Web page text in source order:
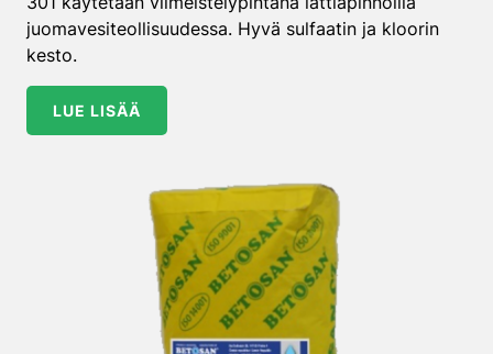
juomavesiteollisuudessa. Hyvä sulfaatin ja kloorin
kesto.
LUE LISÄÄ